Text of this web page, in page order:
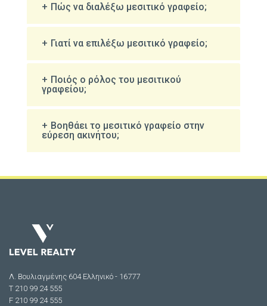
Πώς να διαλέξω μεσιτικό γραφείο;
Γιατί να επιλέξω μεσιτικό γραφείο;
Ποιός ο ρόλος του μεσιτικού
γραφείου;
Βοηθάει το μεσιτικό γραφείο στην
εύρεση ακινήτου;
Λ. Βουλιαγμένης 604 Ελληνικό - 16777
Τ 210 99 24 555
F 210 99 24 555